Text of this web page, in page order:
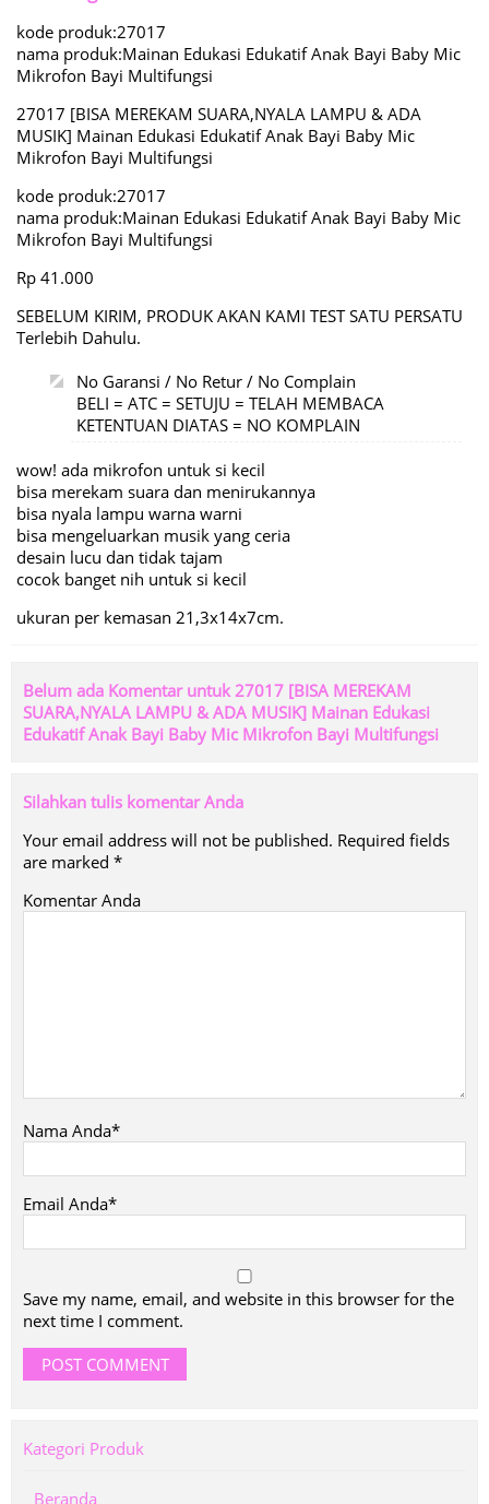
kode produk:27017
nama produk:Mainan Edukasi Edukatif Anak Bayi Baby Mic
Mikrofon Bayi Multifungsi
27017 [BISA MEREKAM SUARA,NYALA LAMPU & ADA
MUSIK] Mainan Edukasi Edukatif Anak Bayi Baby Mic
Mikrofon Bayi Multifungsi
kode produk:27017
nama produk:Mainan Edukasi Edukatif Anak Bayi Baby Mic
Mikrofon Bayi Multifungsi
Rp 41.000
SEBELUM KIRIM, PRODUK AKAN KAMI TEST SATU PERSATU
Terlebih Dahulu.
No Garansi / No Retur / No Complain
BELI = ATC = SETUJU = TELAH MEMBACA
KETENTUAN DIATAS = NO KOMPLAIN
wow! ada mikrofon untuk si kecil
bisa merekam suara dan menirukannya
bisa nyala lampu warna warni
bisa mengeluarkan musik yang ceria
desain lucu dan tidak tajam
cocok banget nih untuk si kecil
ukuran per kemasan 21,3x14x7cm.
Belum ada Komentar untuk 27017 [BISA MEREKAM
SUARA,NYALA LAMPU & ADA MUSIK] Mainan Edukasi
Edukatif Anak Bayi Baby Mic Mikrofon Bayi Multifungsi
Silahkan tulis komentar Anda
Your email address will not be published. Required fields
are marked *
Komentar Anda
Nama Anda*
Email Anda*
Save my name, email, and website in this browser for the
next time I comment.
Kategori Produk
Beranda